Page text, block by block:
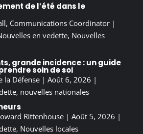
de l’été dans le
Communications Coordinator|
en vedette, Nouvelles
grande incidence : un guide
soin de soi
la Défense| Août 6, 2026 |
, nouvelles nationales
Rittenhouse| Août 5, 2026 |
, Nouvelles locales